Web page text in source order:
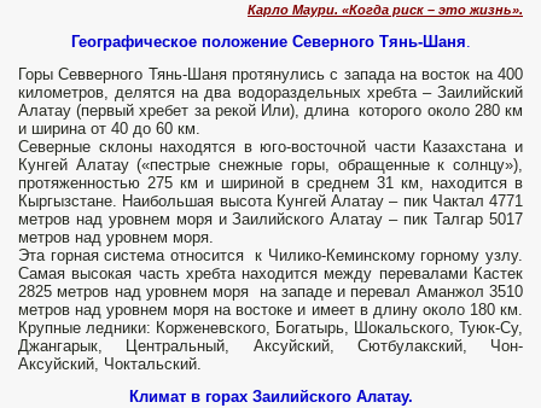
Карло Маури. «Когда риск – это жизнь».
Географическое положение Северного Тянь-Шаня.
Горы Севверного Тянь-Шаня протянулись с запада на восток на 400
километров, делятся на два водораздельных хребта – Заилийский
Алатау (первый хребет за рекой Или), длина которого около 280 км
и ширина от 40 до 60 км.
Cеверные склоны находятся в юго-восточной части Казахстана и
Кунгей Алатау («пестрые снежные горы, обращенные к солнцу»),
протяженностью 275 км и шириной в среднем 31 км, находится в
Кыргызстане. Наибольшая высота Кунгей Алатау – пик Чактал 4771
метров над уровнем моря и Заилийского Алатау – пик Талгар 5017
метров над уровнем моря.
Эта горная система относится к Чилико-Кеминскому горному узлу.
Самая высокая часть хребта находится между перевалами Кастек
2825 метров над уровнем моря на западе и перевал Аманжол 3510
метров над уровнем моря на востоке и имеет в длину около 180 км.
Крупные ледники: Корженевского, Богатырь, Шокальского, Туюк-Су,
Джангарык, Центральный, Аксуйский, Сютбулакский, Чон-
Аксуйский, Чоктальский.
Климат в горах Заилийского Алатау.